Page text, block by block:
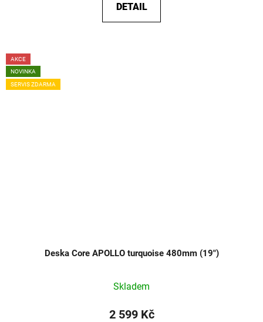
DETAIL
AKCE
NOVINKA
SERVIS ZDARMA
Deska Core APOLLO turquoise 480mm (19")
Skladem
2 599 Kč